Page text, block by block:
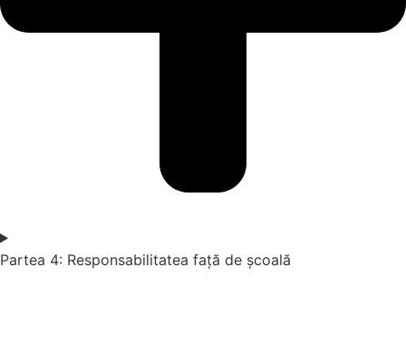
Partea 4: Responsabilitatea față de școală